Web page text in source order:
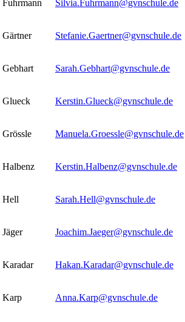
Fuhrmann Silvia.Fuhrmann@gvnschule.de
Gärtner Stefanie.Gaertner@gvnschule.de
Gebhart Sarah.Gebhart@gvnschule.de
Glueck Kerstin.Glueck@gvnschule.de
Grössle Manuela.Groessle@gvnschule.de
Halbenz Kerstin.Halbenz@gvnschule.de
Hell Sarah.Hell@gvnschule.de
Jäger Joachim.Jaeger@gvnschule.de
Karadar Hakan.Karadar@gvnschule.de
Karp Anna.Karp@gvnschule.de